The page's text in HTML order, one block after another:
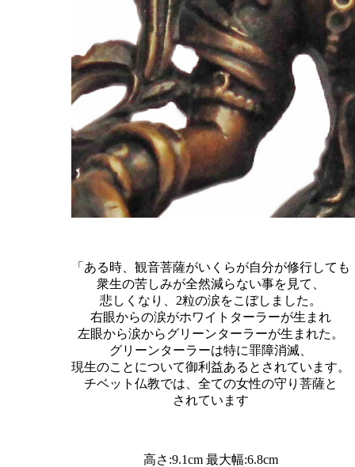
「ある時、観音菩薩がいくらが自分が修行しても
衆生の苦しみが全然減らない事を見て、
悲しくなり、2粒の涙をこぼしました。
右眼からの涙がホワイトターラーが生まれ
左眼から涙からグリーンターラーが生まれた。
グリーンターラーは特に罪障消滅、
現生のことについて御利益あるとされています。
チベット仏教では、全ての女性の守り菩薩と
されています
高さ:9.1cm 最大幅:6.8cm